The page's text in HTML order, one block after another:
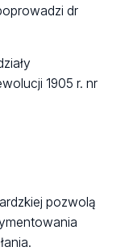
dr
1905 r. nr
pozwolą